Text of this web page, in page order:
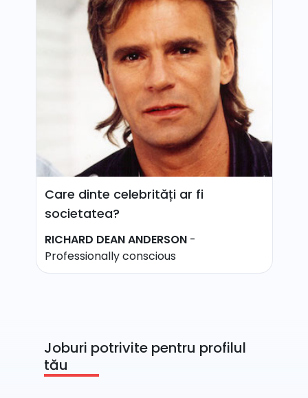
Care dinte celebrități ar fi
societatea?
RICHARD DEAN ANDERSON-
Professionally conscious
Joburi potrivite pentru profilul
tău